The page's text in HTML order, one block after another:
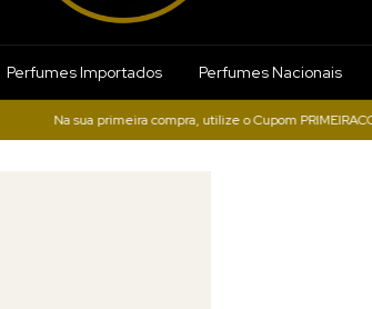
Perfumes Importados Perfumes Nacionais
Na sua primeira compra, utilize o Cupom PRIMEIRACOMPRA